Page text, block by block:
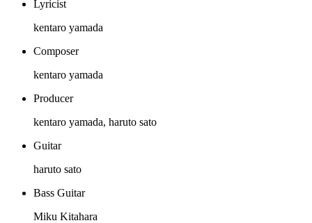
Lyricist
kentaro yamada
Composer
kentaro yamada
Producer
kentaro yamada, haruto sato
Guitar
haruto sato
Bass Guitar
Miku Kitahara